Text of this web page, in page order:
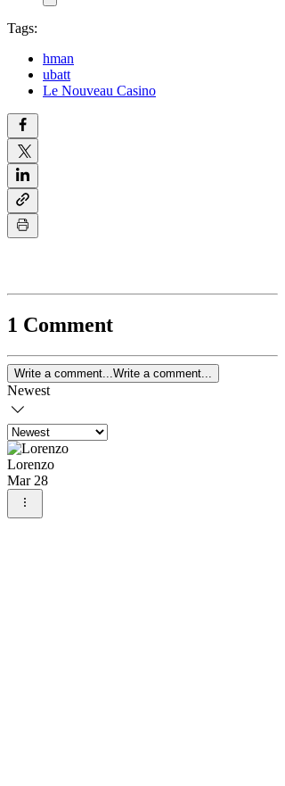
Tags:
hman
ubatt
Le Nouveau Casino
1 Comment
Write a comment...Write a comment...
Newest
Lorenzo
Mar 28